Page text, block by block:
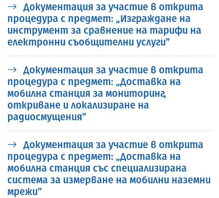
Документация за участие в открита
процедура с предмет: „Изграждане на
инструмент за сравнение на тарифи на
електронни съобщителни услуги”
Документация за участие в открита
процедура с предмет: „Доставка на
мобилна станция за мониторинг,
откриване и локализиране на
радиосмущения”
Документация за участие в открита
процедура с предмет: „Доставка на
мобилна станция със специализирана
система за измерване на мобилни наземни
мрежи”